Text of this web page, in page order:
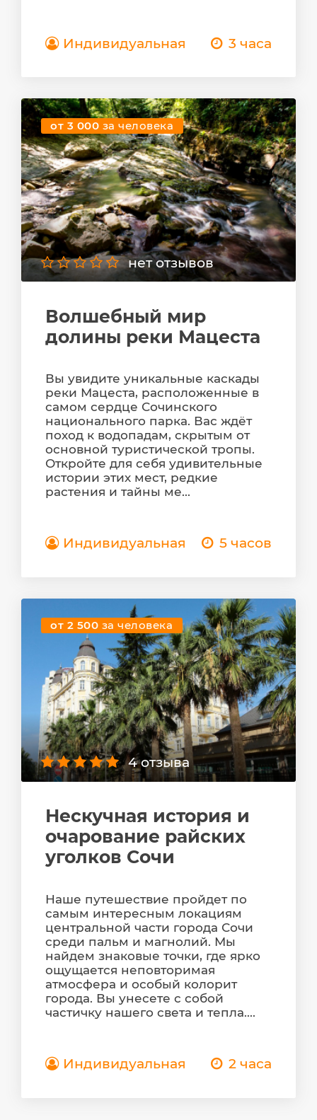
Индивидуальная 3 часа
от 3 000 за человека
нет отзывов
Волшебный мир
долины реки Мацеста
Вы увидите уникальные каскады
реки Мацеста, расположенные в
самом сердце Сочинского
национального парка. Вас ждёт
поход к водопадам, скрытым от
основной туристической тропы.
Откройте для себя удивительные
истории этих мест, редкие
растения и тайны ме...
Индивидуальная 5 часов
от 2 500 за человека
4 отзыва
Нескучная история и
очарование райских
уголков Сочи
Наше путешествие пройдет по
самым интересным локациям
центральной части города Сочи
среди пальм и магнолий. Мы
найдем знаковые точки, где ярко
ощущается неповторимая
атмосфера и особый колорит
города. Вы унесете с собой
частичку нашего света и тепла....
Индивидуальная 2 часа